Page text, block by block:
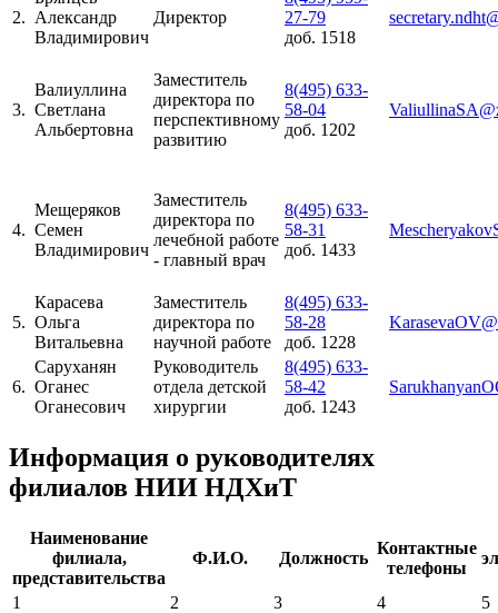
2. Александр
Владимирович
Директор
27-79
доб. 1518
3.
Валиуллина
Светлана
Альбертовна
Заместитель
директора по
перспективному
развитию
8(495) 633-
58-04
доб. 1202
4.
Мещеряков
Семен
Владимирович
Заместитель
директора по
лечебной работе
- главный врач
8(495) 633-
58-31
доб. 1433
5.
Карасева
Ольга
Витальевна
Заместитель
директора по
научной работе
8(495) 633-
58-28
доб. 1228
6.
Саруханян
Оганес
Оганесович
Руководитель
отдела детской
хирургии
8(495) 633-
58-42
доб. 1243
Информация о руководителях
филиалов НИИ НДХиТ
Наименование
филиала,
представительства
Ф.И.О. Должность
Контактные
телефоны
1 2 3 4
5